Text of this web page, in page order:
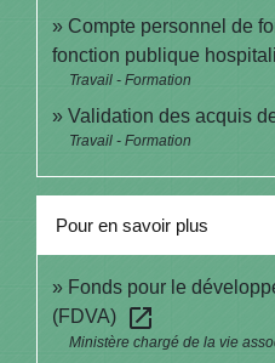
Compte personnel de
fonction publique
Travail - Formation
Validation des acquis
Travail - Formation
Pour en savoir plus
Fonds pour le
(FDVA)
open_in_new
Ministère chargé de la vie